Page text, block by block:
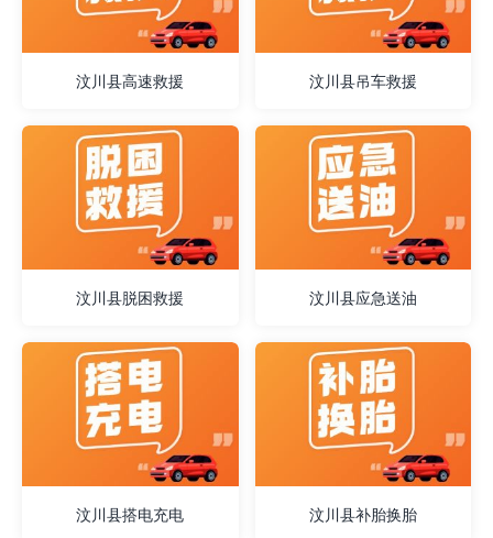
汶川县高速救援 汶川县吊车救援
汶川县脱困救援 汶川县应急送油
汶川县搭电充电 汶川县补胎换胎